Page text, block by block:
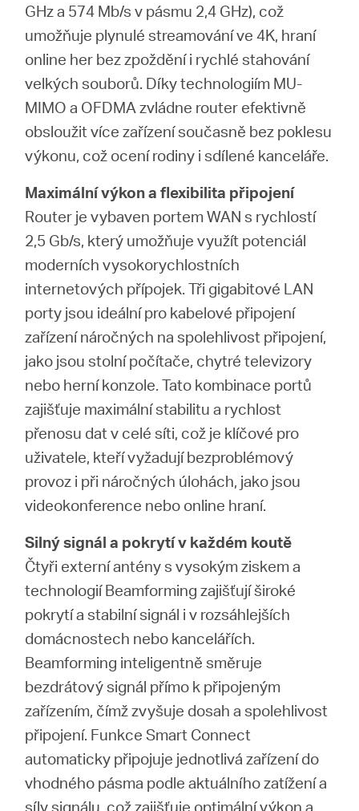
GHz a 574 Mb/s v pásmu 2,4 GHz), což
umožňuje plynulé streamování ve 4K, hraní
online her bez zpoždění i rychlé stahování
velkých souborů. Díky technologiím MU-
MIMO a OFDMA zvládne router efektivně
obsloužit více zařízení současně bez poklesu
výkonu, což ocení rodiny i sdílené kanceláře.
Maximální výkon a flexibilita připojení
Router je vybaven portem WAN s rychlostí
2,5 Gb/s, který umožňuje využít potenciál
moderních vysokorychlostních
internetových přípojek. Tři gigabitové LAN
porty jsou ideální pro kabelové připojení
zařízení náročných na spolehlivost připojení,
jako jsou stolní počítače, chytré televizory
nebo herní konzole. Tato kombinace portů
zajišťuje maximální stabilitu a rychlost
přenosu dat v celé síti, což je klíčové pro
uživatele, kteří vyžadují bezproblémový
provoz i při náročných úlohách, jako jsou
videokonference nebo online hraní.
Silný signál a pokrytí v každém koutě
Čtyři externí antény s vysokým ziskem a
technologií Beamforming zajišťují široké
pokrytí a stabilní signál i v rozsáhlejších
domácnostech nebo kancelářích.
Beamforming inteligentně směruje
bezdrátový signál přímo k připojeným
zařízením, čímž zvyšuje dosah a spolehlivost
připojení. Funkce Smart Connect
automaticky připojuje jednotlivá zařízení do
vhodného pásma podle aktuálního zatížení a
síly signálu, což zajišťuje optimální výkon a